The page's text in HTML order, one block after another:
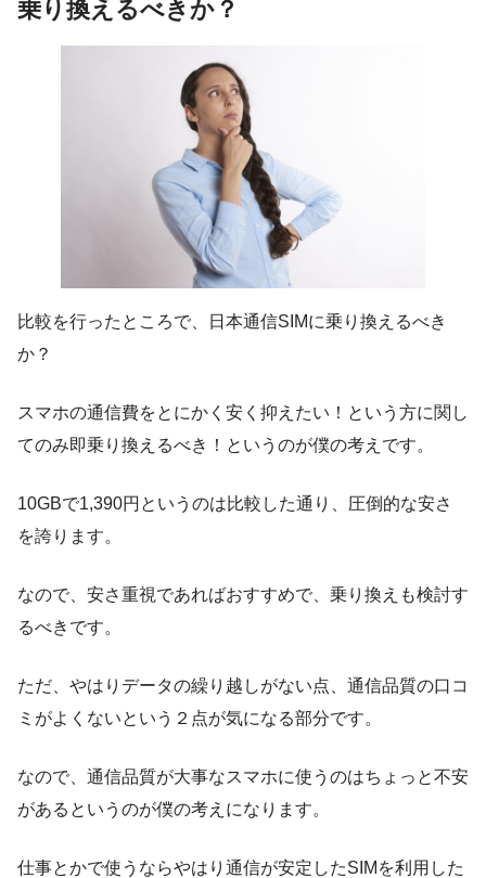
乗り換えるべきか？
比較を行ったところで、日本通信SIMに乗り換えるべき
か？
スマホの通信費をとにかく安く抑えたい！という方に関し
てのみ即乗り換えるべき！というのが僕の考えです。
10GBで1,390円というのは比較した通り、圧倒的な安さ
を誇ります。
なので、安さ重視であればおすすめで、乗り換えも検討す
るべきです。
ただ、やはりデータの繰り越しがない点、通信品質の口コ
ミがよくないという２点が気になる部分です。
なので、通信品質が大事なスマホに使うのはちょっと不安
があるというのが僕の考えになります。
仕事とかで使うならやはり通信が安定したSIMを利用した